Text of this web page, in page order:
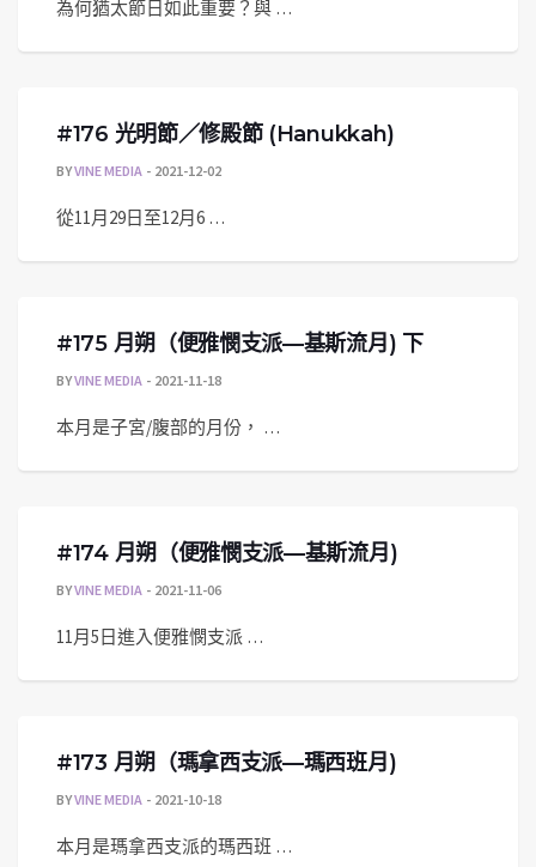
為何猶太節日如此重要？與 …
#176 光明節／修殿節 (Hanukkah)
BYVINE MEDIA 2021-12-02
從11月29日至12月6 …
#175 月朔（便雅憫支派—基斯流月) 下
BYVINE MEDIA 2021-11-18
本月是子宮/腹部的月份， …
#174 月朔（便雅憫支派—基斯流月)
BYVINE MEDIA 2021-11-06
11月5日進入便雅憫支派 …
#173 月朔（瑪拿西支派—瑪西班月)
BYVINE MEDIA 2021-10-18
本月是瑪拿西支派的瑪西班 …